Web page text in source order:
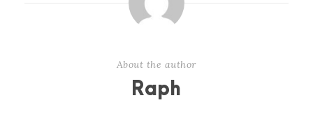
About the author
Raph